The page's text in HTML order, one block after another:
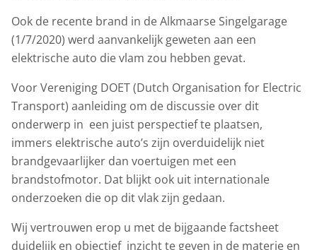
Ook de recente brand in de Alkmaarse Singelgarage
(1/7/2020) werd aanvankelijk geweten aan een
elektrische auto die vlam zou hebben gevat.
Voor Vereniging DOET (Dutch Organisation for Electric
Transport) aanleiding om de discussie over dit
onderwerp in een juist perspectief te plaatsen,
immers elektrische auto’s zijn overduidelijk niet
brandgevaarlijker dan voertuigen met een
brandstofmotor. Dat blijkt ook uit internationale
onderzoeken die op dit vlak zijn gedaan.
Wij vertrouwen erop u met de bijgaande factsheet
duidelijk en objectief inzicht te geven in de materie en